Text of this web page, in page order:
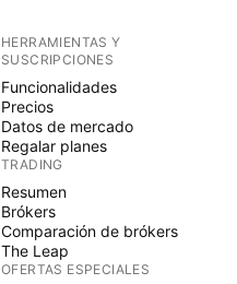
HERRAMIENTAS Y
SUSCRIPCIONES
Funcionalidades
Precios
Datos de mercado
Regalar planes
TRADING
Resumen
Brókers
Comparación de brókers
The Leap
OFERTAS ESPECIALES